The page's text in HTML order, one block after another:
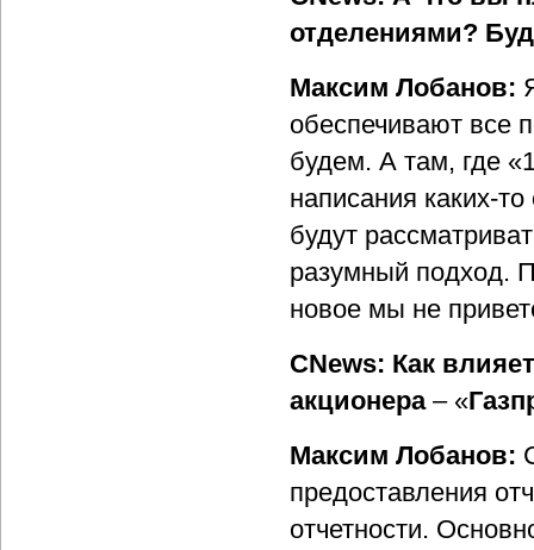
отделениями?
Максим Лобанов:
обеспечивают все
будем. А там, где
написания каких-
будут
разумный подход.
новое мы не
CNews: Как
акционера – «
Максим Лобанов:
предоставления
отчетности.